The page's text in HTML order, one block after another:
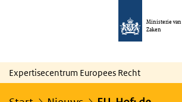
Ministerie
Zaken
Expertisecentrum Europees Recht